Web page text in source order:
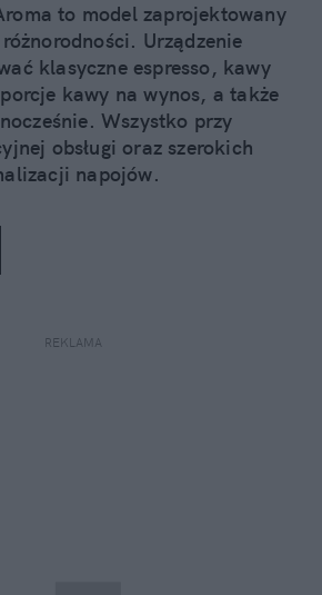
to model zaprojektowany
Urządzenie
klasyczne espresso, kawy
kawy na wynos, a także
Wszystko przy
obsługi oraz szerokich
napojów.
REKLAMA